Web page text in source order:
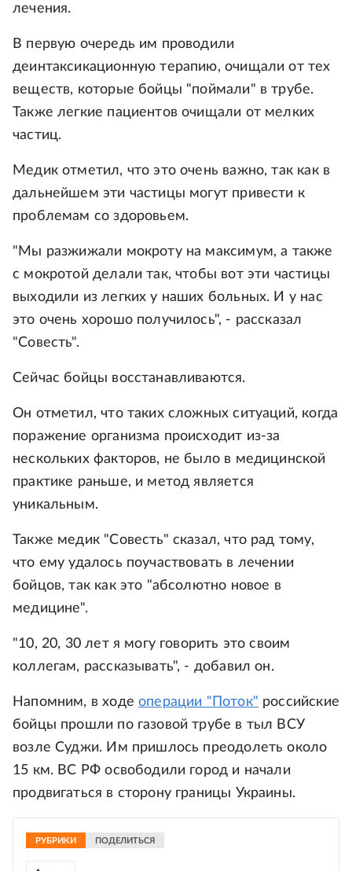
лечения.
В первую очередь им проводили
деинтаксикационную терапию, очищали от тех
веществ, которые бойцы "поймали" в трубе.
Также легкие пациентов очищали от мелких
частиц.
Медик отметил, что это очень важно, так как в
дальнейшем эти частицы могут привести к
проблемам со здоровьем.
"Мы разжижали мокроту на максимум, а также
с мокротой делали так, чтобы вот эти частицы
выходили из легких у наших больных. И у нас
это очень хорошо получилось", - рассказал
"Совесть".
Сейчас бойцы восстанавливаются.
Он отметил, что таких сложных ситуаций, когда
поражение организма происходит из-за
нескольких факторов, не было в медицинской
практике раньше, и метод является
уникальным.
Также медик "Совесть" сказал, что рад тому,
что ему удалось поучаствовать в лечении
бойцов, так как это "абсолютно новое в
медицине".
"10, 20, 30 лет я могу говорить это своим
коллегам, рассказывать", - добавил он.
Напомним, в ходеоперации "Поток" российские
бойцы прошли по газовой трубе в тыл ВСУ
возле Суджи. Им пришлось преодолеть около
15 км. ВС РФ освободили город и начали
продвигаться в сторону границы Украины.
РУБРИКИ ПОДЕЛИТЬСЯ